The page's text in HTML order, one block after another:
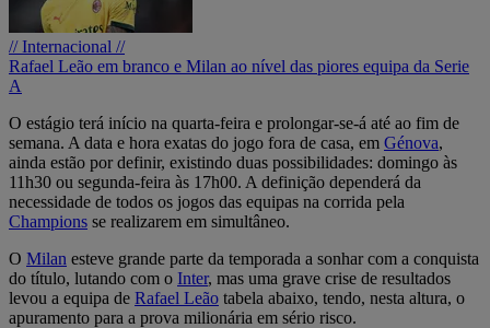
// Internacional //
Rafael Leão em branco e Milan ao nível das piores equipa da Serie
A
O estágio terá início na quarta-feira e prolongar-se-á até ao fim de
semana. A data e hora exatas do jogo fora de casa, em Génova,
ainda estão por definir, existindo duas possibilidades: domingo às
11h30 ou segunda-feira às 17h00. A definição dependerá da
necessidade de todos os jogos das equipas na corrida pela
Champions se realizarem em simultâneo.
O Milan esteve grande parte da temporada a sonhar com a conquista
do título, lutando com o Inter, mas uma grave crise de resultados
levou a equipa de Rafael Leão tabela abaixo, tendo, nesta altura, o
apuramento para a prova milionária em sério risco.